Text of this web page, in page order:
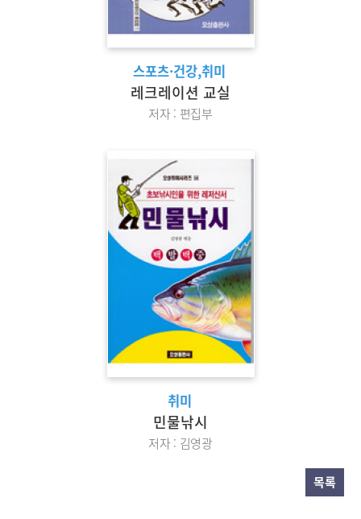
스포츠·건강,취미
레크레이션 교실
저자 : 편집부
취미
민물낚시
저자 : 김영광
목록